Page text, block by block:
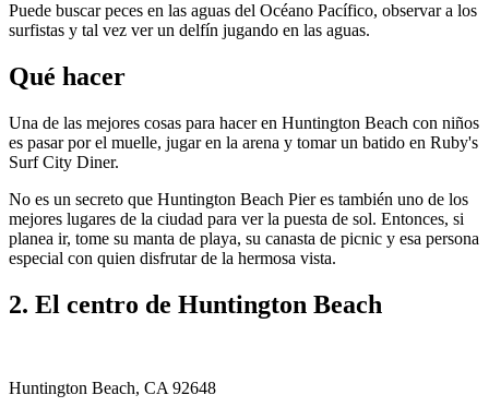
Puede buscar peces en las aguas del Océano Pacífico, observar a los
surfistas y tal vez ver un delfín jugando en las aguas.
Qué hacer
Una de las mejores cosas para hacer en Huntington Beach con niños
es pasar por el muelle, jugar en la arena y tomar un batido en Ruby's
Surf City Diner.
No es un secreto que Huntington Beach Pier es también uno de los
mejores lugares de la ciudad para ver la puesta de sol. Entonces, si
planea ir, tome su manta de playa, su canasta de picnic y esa persona
especial con quien disfrutar de la hermosa vista.
2. El centro de Huntington Beach
Huntington Beach, CA 92648